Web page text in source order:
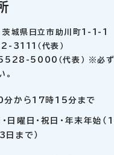
城県日立市助川町1-1-1
3111（代表）
5000（代表） ※必ず
。
から17時15分まで
日曜日・祝日・年末年始
まで）